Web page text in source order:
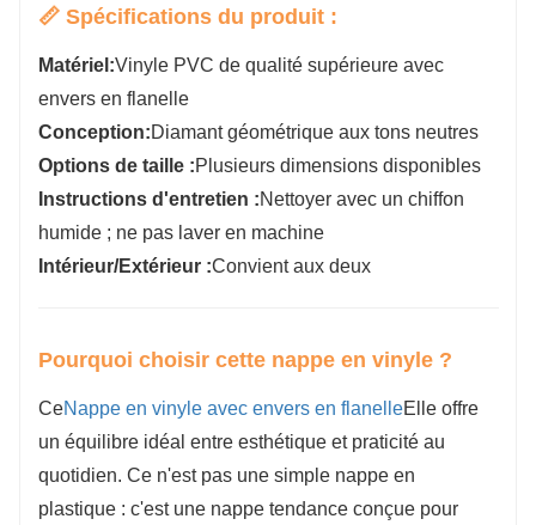
📏 Spécifications du produit :
Matériel:Vinyle PVC de qualité supérieure avec
envers en flanelle
Conception:Diamant géométrique aux tons neutres
Options de taille :Plusieurs dimensions disponibles
Instructions d'entretien :Nettoyer avec un chiffon
humide ; ne pas laver en machine
Intérieur/Extérieur :Convient aux deux
Pourquoi choisir cette nappe en vinyle ?
CeNappe en vinyle avec envers en flanelleElle offre
un équilibre idéal entre esthétique et praticité au
quotidien. Ce n'est pas une simple nappe en
plastique : c'est une nappe tendance conçue pour